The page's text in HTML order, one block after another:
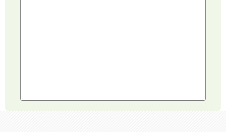
コミュニケーション・話し方